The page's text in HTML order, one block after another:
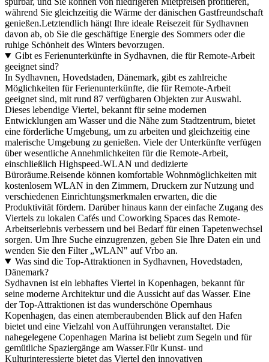
während Sie gleichzeitig die Wärme der dänischen Gastfreundschaft
genießen.Letztendlich hängt Ihre ideale Reisezeit für Sydhavnen
davon ab, ob Sie die geschäftige Energie des Sommers oder die
ruhige Schönheit des Winters bevorzugen.
Gibt es Ferienunterkünfte in Sydhavnen, die für Remote-Arbeit
geeignet sind?
In Sydhavnen, Hovedstaden, Dänemark, gibt es zahlreiche
Möglichkeiten für Ferienunterkünfte, die für Remote-Arbeit
geeignet sind, mit rund 87 verfügbaren Objekten zur Auswahl.
Dieses lebendige Viertel, bekannt für seine modernen
Entwicklungen am Wasser und die Nähe zum Stadtzentrum, bietet
eine förderliche Umgebung, um zu arbeiten und gleichzeitig eine
malerische Umgebung zu genießen. Viele der Unterkünfte verfügen
über wesentliche Annehmlichkeiten für die Remote-Arbeit,
einschließlich Highspeed-WLAN und dedizierte
Büroräume.Reisende können komfortable Wohnmöglichkeiten mit
kostenlosem WLAN in den Zimmern, Druckern zur Nutzung und
verschiedenen Einrichtungsmerkmalen erwarten, die die
Produktivität fördern. Darüber hinaus kann der einfache Zugang des
Viertels zu lokalen Cafés und Coworking Spaces das Remote-
Arbeitserlebnis verbessern und bei Bedarf für einen Tapetenwechsel
sorgen. Um Ihre Suche einzugrenzen, geben Sie Ihre Daten ein und
wenden Sie den Filter „WLAN" auf Vrbo an.
Was sind die Top-Attraktionen in Sydhavnen, Hovedstaden,
Dänemark?
Sydhavnen ist ein lebhaftes Viertel in Kopenhagen, bekannt für
seine moderne Architektur und die Aussicht auf das Wasser. Eine
der Top-Attraktionen ist das wunderschöne Opernhaus
Kopenhagen, das einen atemberaubenden Blick auf den Hafen
bietet und eine Vielzahl von Aufführungen veranstaltet. Die
nahegelegene Copenhagen Marina ist beliebt zum Segeln und für
gemütliche Spaziergänge am Wasser.Für Kunst- und
Kulturinteressierte bietet das Viertel den innovativen